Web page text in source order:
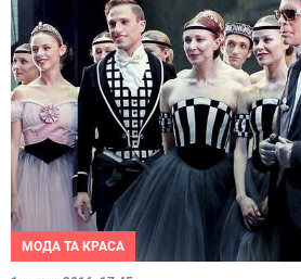
МОДА ТА КРАСА